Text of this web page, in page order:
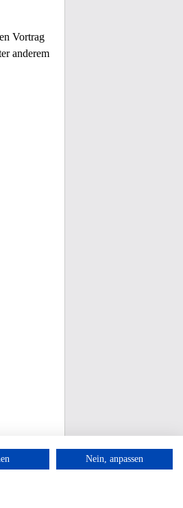
Vortrag
anderem
Nein, anpassen